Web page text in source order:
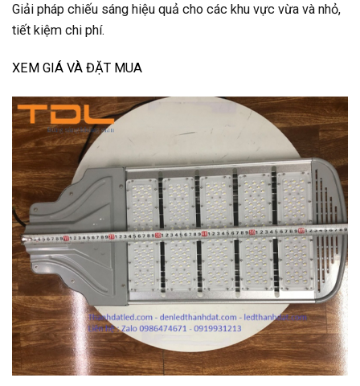
Giải pháp chiếu sáng hiệu quả cho các khu vực vừa và nhỏ,
tiết kiệm chi phí.
XEM GIÁ VÀ ĐẶT MUA